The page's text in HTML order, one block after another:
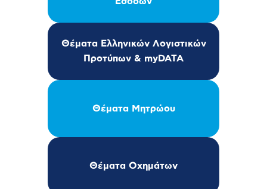
Θέματα Ελληνικών Λογιστικών
Προτύπων & myDATA
Θέματα Μητρώου
Θέματα Οχημάτων